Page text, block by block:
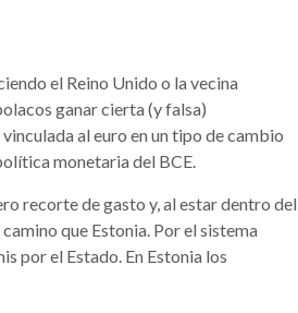
el Reino Unido o la vecina
ganar cierta (y falsa)
al euro en un tipo de cambio
monetaria del BCE.
recorte de gasto y, al estar dentro del
que Estonia. Por el sistema
por el Estado. En Estonia los